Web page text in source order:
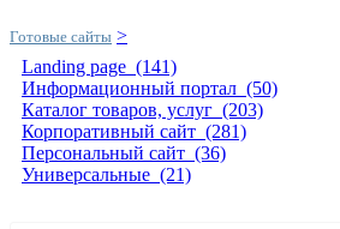
Готовые сайты >
Landing page (141)
Информационный портал (50)
Каталог товаров, услуг (203)
Корпоративный сайт (281)
Персональный сайт (36)
Универсальные (21)